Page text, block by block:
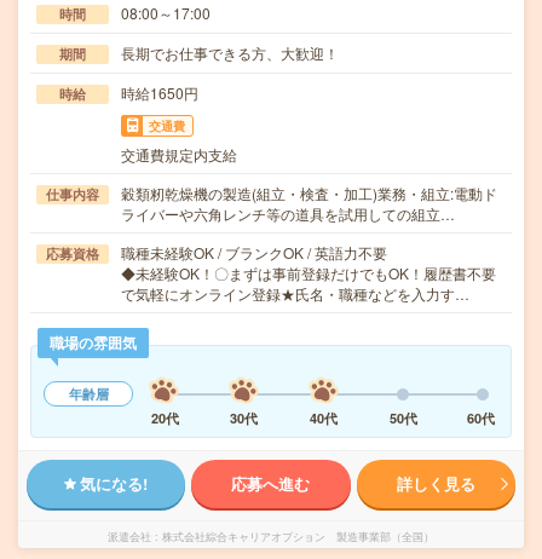
時間 08:00～17:00
期間 長期でお仕事できる方、大歓迎！
時給 時給1650円
交通費
交通費規定内支給
仕事内容
穀類籾乾燥機の製造(組立・検査・加工)業務・組立:電動ド
ライバーや六角レンチ等の道具を試用しての組立…
応募資格
職種未経験OK / ブランクOK / 英語力不要
◆未経験OK！〇まずは事前登録だけでもOK！履歴書不要
で気軽にオンライン登録★氏名・職種などを入力す…
職場の雰囲気
年齢層
20代
30代 40代 50代 60代
気になる! 応募へ進む 詳しく見る
派遣会社 株式会社綜合キャリアオプション 製造事業部（全国）